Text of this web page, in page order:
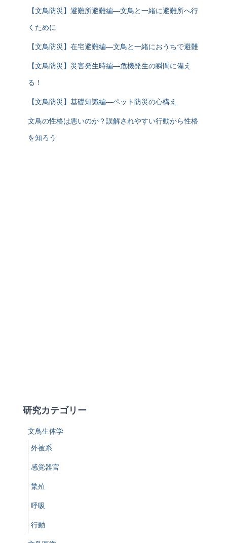
【文鳥防災】避難所避難編―文鳥と一緒に避難所へ行
くために
【文鳥防災】在宅避難編―文鳥と一緒におうちで避難
【文鳥防災】災害発生時編―危機発生の瞬間に備え
る！
【文鳥防災】基礎知識編―ペット防災の心構え
文鳥の性格は悪いのか？誤解されやすい行動から性格
を知ろう
研究カテゴリー
文鳥生体学
外被系
感覚器官
繁殖
呼吸
行動